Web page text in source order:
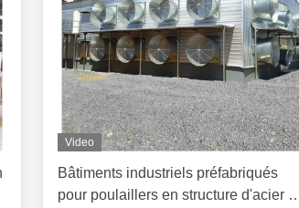
Video
Bâtiments industriels préfabriqués
pour poulaillers en structure d'acier à